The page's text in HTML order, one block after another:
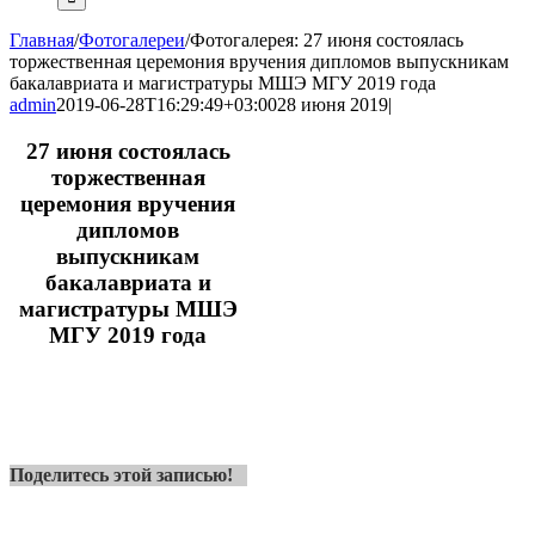
Главная/Фотогалереи/Фотогалерея: 27 июня состоялась
торжественная церемония вручения дипломов выпускникам
бакалавриата и магистратуры МШЭ МГУ 2019 года
admin2019-06-28T16:29:49+03:0028 июня 2019|
27 июня состоялась
торжественная
церемония вручения
дипломов
выпускникам
бакалавриата и
магистратуры МШЭ
МГУ 2019 года
Поделитесь этой записью!